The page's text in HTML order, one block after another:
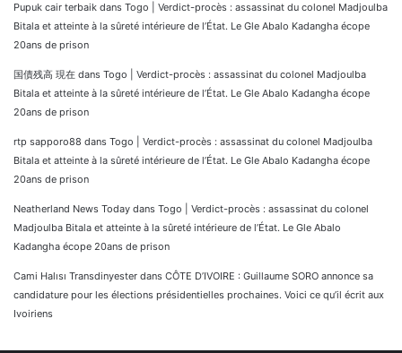
Pupuk cair terbaik dans Togo | Verdict-procès : assassinat du colonel Madjoulba
Bitala et atteinte à la sûreté intérieure de l’État. Le Gle Abalo Kadangha écope
20ans de prison
国債残高 現在 dans Togo | Verdict-procès : assassinat du colonel Madjoulba
Bitala et atteinte à la sûreté intérieure de l’État. Le Gle Abalo Kadangha écope
20ans de prison
rtp sapporo88 dans Togo | Verdict-procès : assassinat du colonel Madjoulba
Bitala et atteinte à la sûreté intérieure de l’État. Le Gle Abalo Kadangha écope
20ans de prison
Neatherland News Today dans Togo | Verdict-procès : assassinat du colonel
Madjoulba Bitala et atteinte à la sûreté intérieure de l’État. Le Gle Abalo
Kadangha écope 20ans de prison
Cami Halısı Transdinyester dans CÔTE D’IVOIRE : Guillaume SORO annonce sa
candidature pour les élections présidentielles prochaines. Voici ce qu’il écrit aux
Ivoiriens